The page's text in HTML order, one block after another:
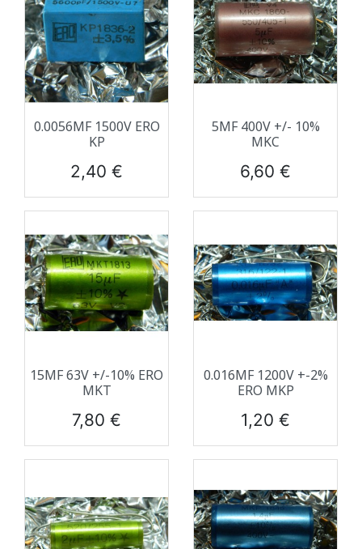
0.0056ΜF 1500V ERO
KP
Prix
2,40 €
5ΜF 400V +/- 10%
MKC
Prix
6,60 €
15ΜF 63V +/-10% ERO
MKT
Prix
7,80 €
0.016ΜF 1200V +-2%
ERO MKP
Prix
1,20 €